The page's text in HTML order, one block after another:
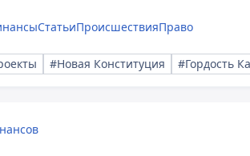
СтатьиПроисшествияПраво
#Новая Конституция #Гордость